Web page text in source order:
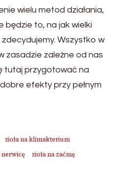
wielu metod działania,
będzie to, na jak wielki
zdecydujemy. Wszystko w
zasadzie zależne od nas
tutaj przygotować na
efekty przy pełnym
zioła na klimakterium
nerwicę
zioła na zaćmę